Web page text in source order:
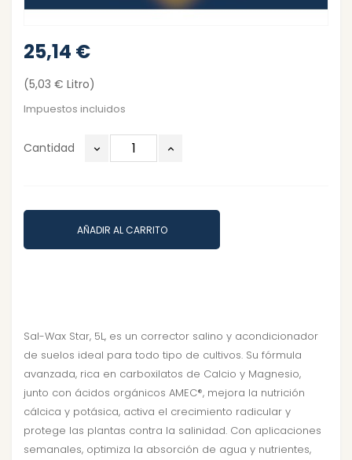
25,14 €
(5,03 € Litro)
Impuestos incluidos
Cantidad
AÑADIR AL CARRITO
Sal-Wax Star, 5L, es un corrector salino y acondicionador
de suelos ideal para todo tipo de cultivos. Su fórmula
avanzada, rica en carboxilatos de Calcio y Magnesio,
junto con ácidos orgánicos AMEC®, mejora la nutrición
cálcica y potásica, activa el crecimiento radicular y
protege las plantas contra la salinidad. Con aplicaciones
semanales, optimiza la absorción de agua y nutrientes,